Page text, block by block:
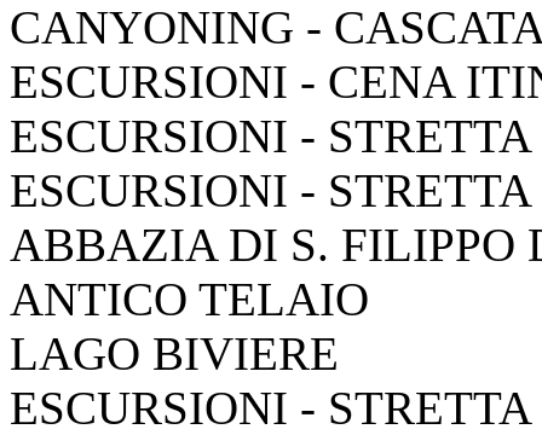
CANYONING -
ESCURSIONI - CENA
ESCURSIONI -
ESCURSIONI -
ABBAZIA DI S. FILIPPO
ANTICO TELAIO
LAGO BIVIERE
ESCURSIONI -